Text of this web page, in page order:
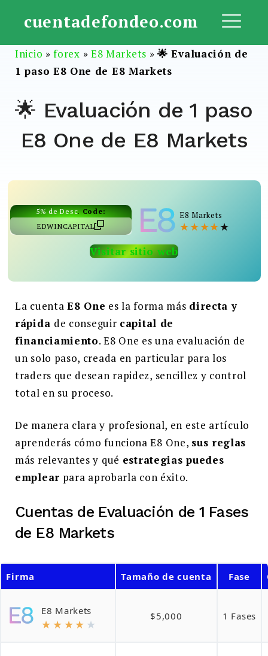
contenido
cuentadefondeo.com
Buscar:
BUSCAR
Inicio »forex » E8 Markets »🌟 Evaluación de
1 paso E8 One de E8 Markets
🌟 Evaluación de 1 paso
E8 One de E8 Markets
5% de Desc.Code:
EDWINCAPITAL
E8 Markets
★★★★★
Visitar sitio web
La cuenta E8 One es la forma más directa y
rápida de conseguir capital de
financiamiento. E8 One es una evaluación de
un solo paso, creada en particular para los
traders que desean rapidez, sencillez y control
total en su proceso.
De manera clara y profesional, en este artículo
aprenderás cómo funciona E8 One, sus reglas
más relevantes y qué estrategias puedes
emplear para aprobarla con éxito.
Cuentas de Evaluación de 1 Fases
de E8 Markets
Firma Tamaño de cuenta Fase
E8 Markets
★ ★ ★★ ★
$5,000 1 Fases